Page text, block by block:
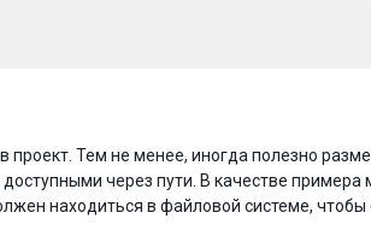
проект. Тем не менее, иногда полезно
через пути. В качестве
находиться в файловой системе,